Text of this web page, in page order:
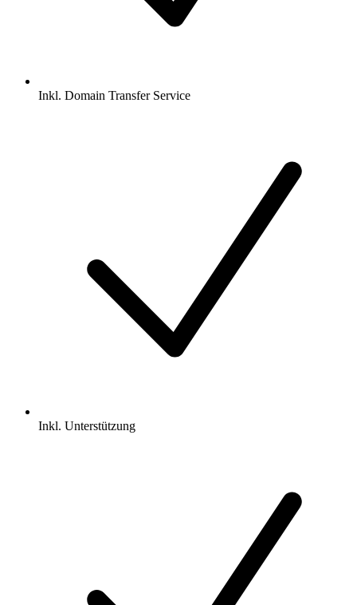
Inkl. Domain Transfer Service
Inkl. Unterstützung